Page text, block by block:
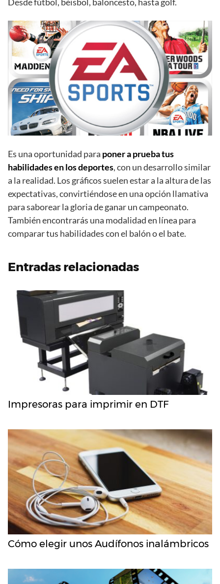
Es una oportunidad para poner a prueba tus
habilidades en los deportes, con un desarrollo similar
a la realidad. Los gráficos suelen estar a la altura de las
expectativas, convirtiéndose en una opción llamativa
para saborear la gloria de ganar un campeonato.
También encontrarás una modalidad en línea para
comparar tus habilidades con el balón o el bate.
Entradas relacionadas
Impresoras para imprimir en DTF
Cómo elegir unos Audífonos inalámbricos